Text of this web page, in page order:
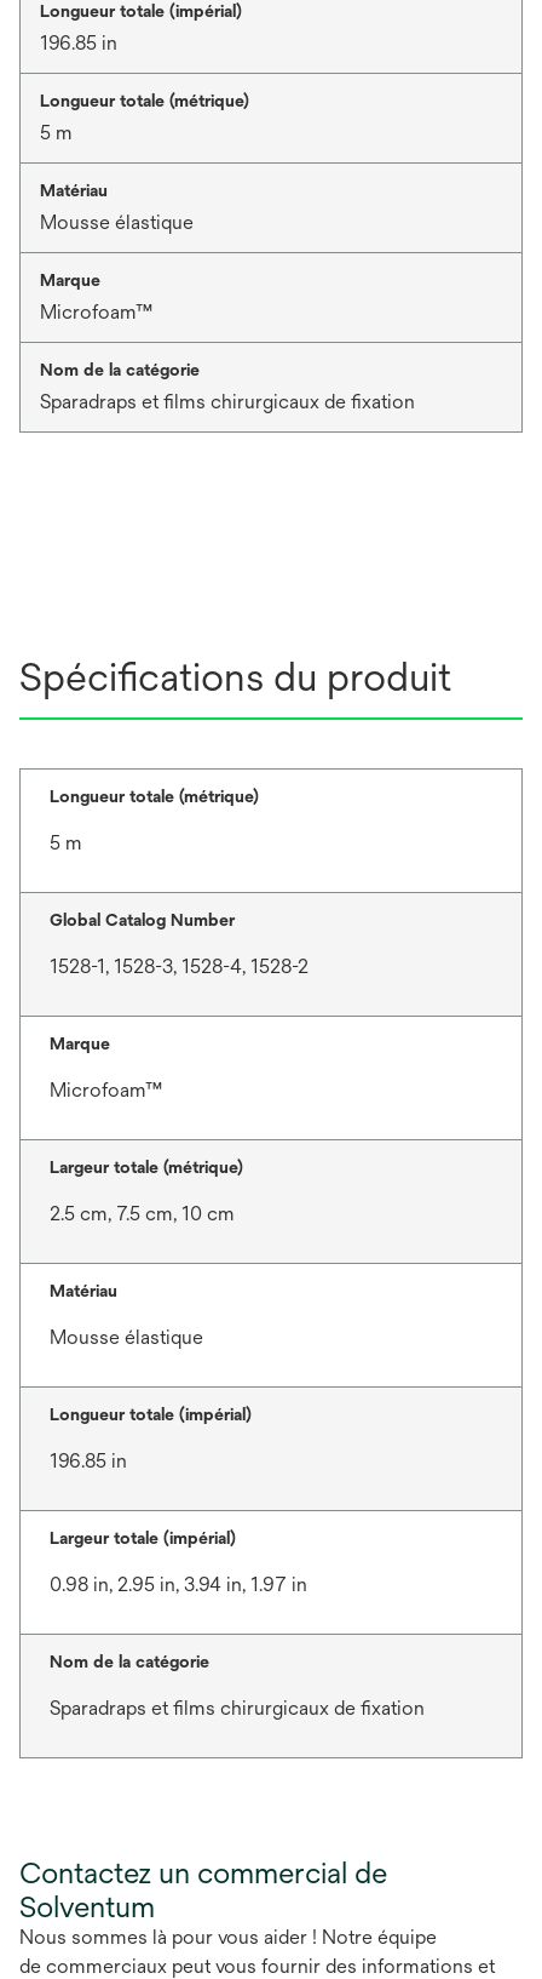
Longueur totale (impérial)
196.85 in
Longueur totale (métrique)
5 m
Matériau
Mousse élastique
Marque
Microfoam™
Nom de la catégorie
Sparadraps et films chirurgicaux de fixation
Spécifications du produit
Longueur totale (métrique)
5 m
Global Catalog Number
1528-1, 1528-3, 1528-4, 1528-2
Marque
Microfoam™
Largeur totale (métrique)
2.5 cm, 7.5 cm, 10 cm
Matériau
Mousse élastique
Longueur totale (impérial)
196.85 in
Largeur totale (impérial)
0.98 in, 2.95 in, 3.94 in, 1.97 in
Nom de la catégorie
Sparadraps et films chirurgicaux de fixation
Contactez un commercial de
Solventum
Nous sommes là pour vous aider ! Notre équipe
de commerciaux peut vous fournir des informations et